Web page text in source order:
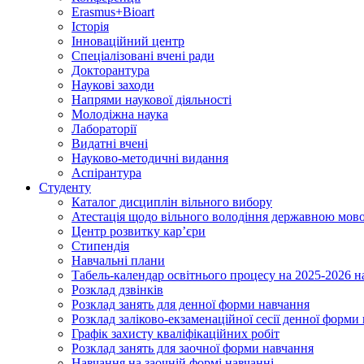
Erasmus+Bioart
Історія
Інноваційний центр
Спеціалізовані вчені ради
Докторантура
Наукові заходи
Напрями наукової діяльності
Молодіжна наука
Лабораторії
Видатні вчені
Науково-методичні видання
Аспірантура
Студенту
Каталог дисциплін вільного вибору
Атестація щодо вільного володіння державною
Центр розвитку кар’єри
Стипендія
Навчальні плани
Табель-календар освітнього процесу на 2025-2026
Розклад дзвінків
Розклад занять для денної форми навчання
Розклад заліково-екзаменаційної сесії денної
Графік захисту кваліфікаційних робіт
Розклад занять для заочної форми навчання